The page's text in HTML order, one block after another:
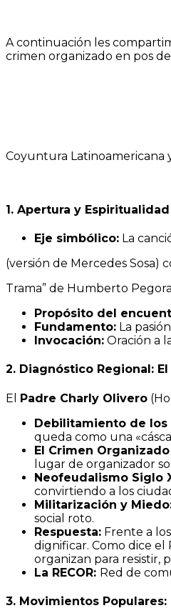
A continuación les
crimen organizado en pos
Coyuntura Latinoamericana
1. Apertura y Espiritualidad
Eje simbólico: La
(versión de Mercedes Sosa)
Trama” de Humberto
Propósito del
Fundamento: La
Invocación: Oración a
2. Diagnóstico Regional:
El Padre Charly Olivero
Debilitamiento de los
queda como una
El Crimen
lugar de organizador
Neofeudalismo Siglo
convirtiendo a los
Militarización y
social roto.
Respuesta: Frente a
dignificar. Como dice el
organizan para resistir,
La RECOR: Red de
3. Movimientos